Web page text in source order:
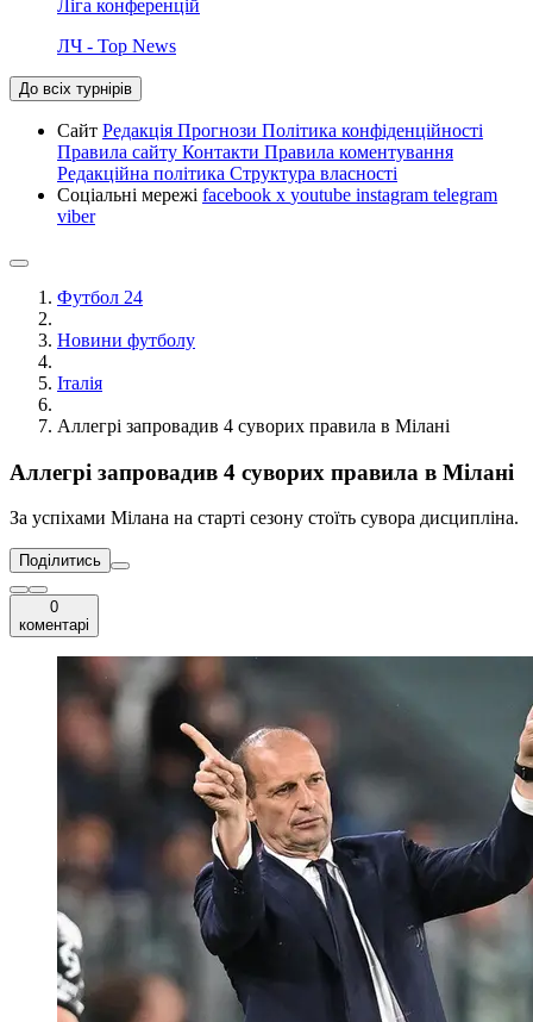
Ліга конференцій
ЛЧ - Top News
До всіх турнірів
Сайт Редакція Прогнози Політика конфіденційності
Правила сайту Контакти Правила коментування
Редакційна політика Структура власності
Соціальні мережі facebook x youtube instagram telegram
viber
Футбол 24
Новини футболу
Італія
Аллегрі запровадив 4 суворих правила в Мілані
Аллегрі запровадив 4 суворих правила в Мілані
За успіхами Мілана на старті сезону стоїть сувора дисципліна.
Поділитись
0
коментарі